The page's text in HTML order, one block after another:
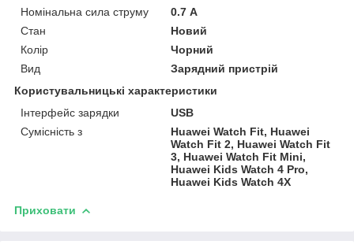
Номінальна сила струму
0.7 А
Стан
Новий
Колір
Чорний
Вид
Зарядний пристрій
Користувальницькі характеристики
Інтерфейс зарядки
USB
Сумісність з
Huawei Watch Fit, Huawei
Watch Fit 2, Huawei Watch Fit
3, Huawei Watch Fit Mini,
Huawei Kids Watch 4 Pro,
Huawei Kids Watch 4X
Приховати